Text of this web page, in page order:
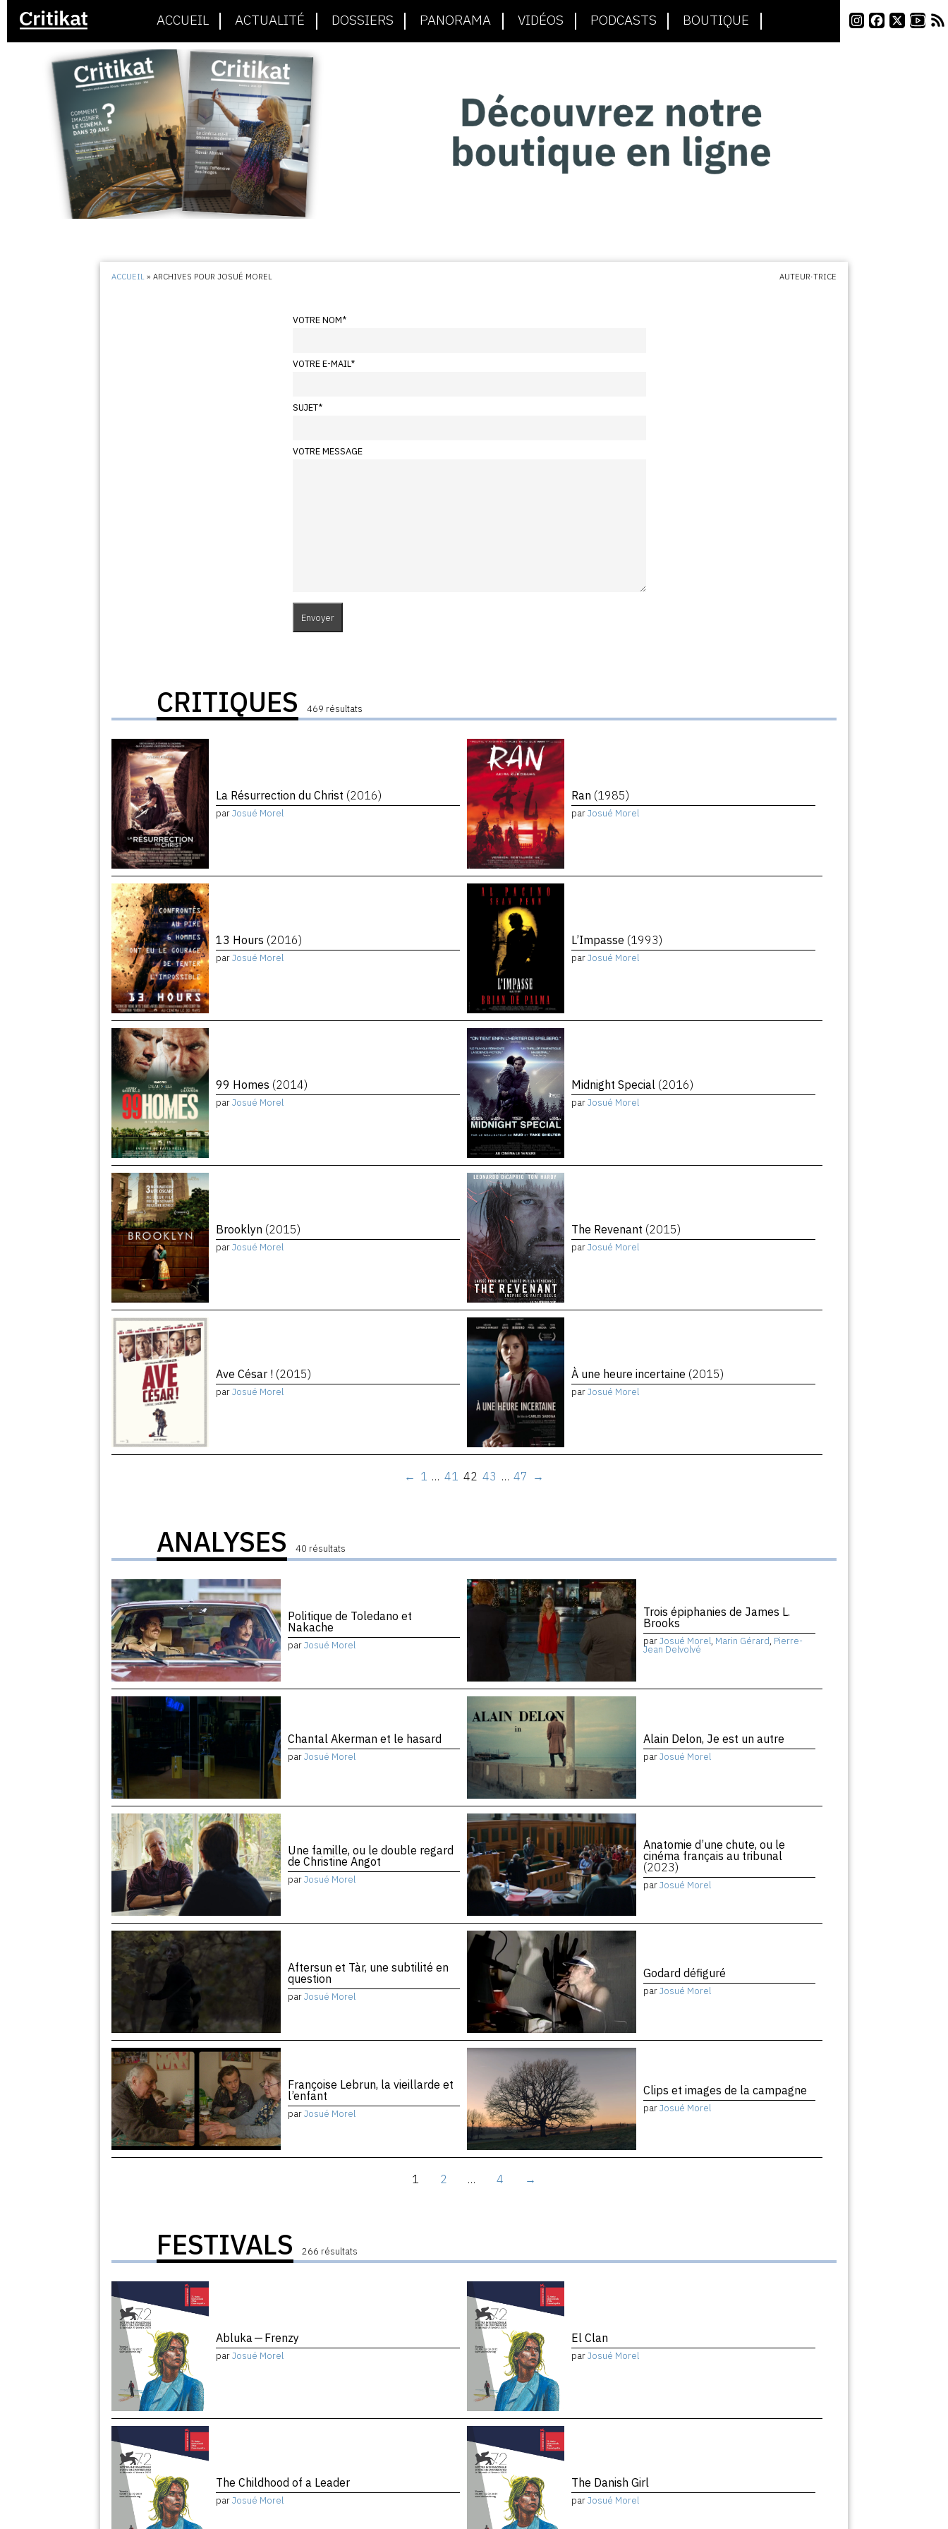
ACCUEIL ACTUALITÉ DOSSIERS PANORAMA VIDÉOS PODCASTS BOUTIQUE
ACCUEIL »ARCHIVES POUR JOSUÉ MOREL AUTEUR·TRICE
VOTRE NOM*
VOTRE E-MAIL*
SUJET*
VOTRE MESSAGE
CRITIQUES 469 résultats
La Résurrection du Christ (2016)
parJosué Morel
Ran (1985)
parJosué Morel
13 Hours (2016)
parJosué Morel
L’Impasse (1993)
parJosué Morel
99 Homes (2014)
parJosué Morel
Midnight Special (2016)
parJosué Morel
Brooklyn (2015)
parJosué Morel
The Revenant (2015)
parJosué Morel
Ave César ! (2015)
parJosué Morel
À une heure incertaine (2015)
parJosué Morel
← 1 … 41 42 43 … 47 →
ANALYSES 40 résultats
Politique de Toledano et
Nakache
parJosué Morel
Trois épiphanies de James L.
Brooks
parJosué Morel, Marin Gérard, Pierre-
Jean Delvolvé
Chantal Akerman et le hasard
parJosué Morel
Alain Delon, Je est un autre
parJosué Morel
Une famille, ou le double regard
de Christine Angot
parJosué Morel
Anatomie d’une chute, ou le
cinéma français au tribunal
(2023)
parJosué Morel
Aftersun et Tàr, une subtilité en
question
parJosué Morel
Godard défiguré
parJosué Morel
Françoise Lebrun, la vieillarde et
l’enfant
parJosué Morel
Clips et images de la campagne
parJosué Morel
1 2 … 4 →
FESTIVALS 266 résultats
Abluka — Frenzy
parJosué Morel
El Clan
parJosué Morel
The Childhood of a Leader
parJosué Morel
The Danish Girl
parJosué Morel